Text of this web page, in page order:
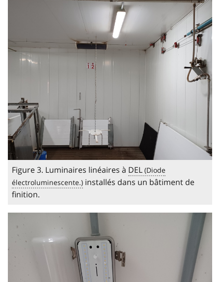
Figure 3. Luminaires linéaires à DEL
installés dans un bâtiment de
finition.